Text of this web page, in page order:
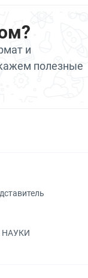
и
полезные
НАУКИ